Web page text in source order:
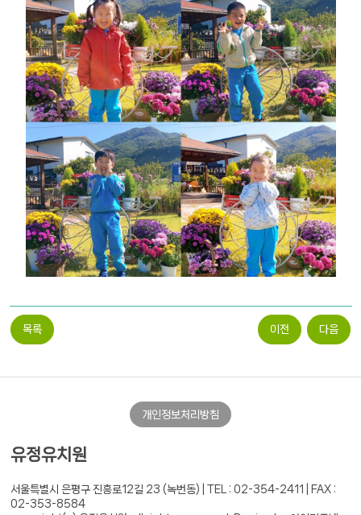
목록 이전 다음
개인정보처리방침
유정유치원
서울특별시 은평구 진흥로12길 23 (녹번동) |
TEL : 02-354-2411 | FAX :
02-353-8584